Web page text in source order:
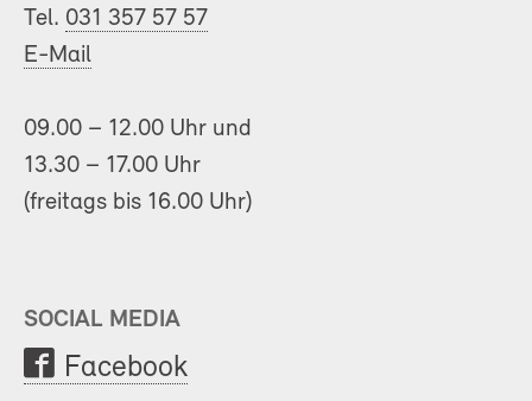
Tel. 031 357 57 57
E-Mail
09.00 – 12.00 Uhr und
13.30 – 17.00 Uhr
(freitags bis 16.00 Uhr)
SOCIAL MEDIA
Facebook